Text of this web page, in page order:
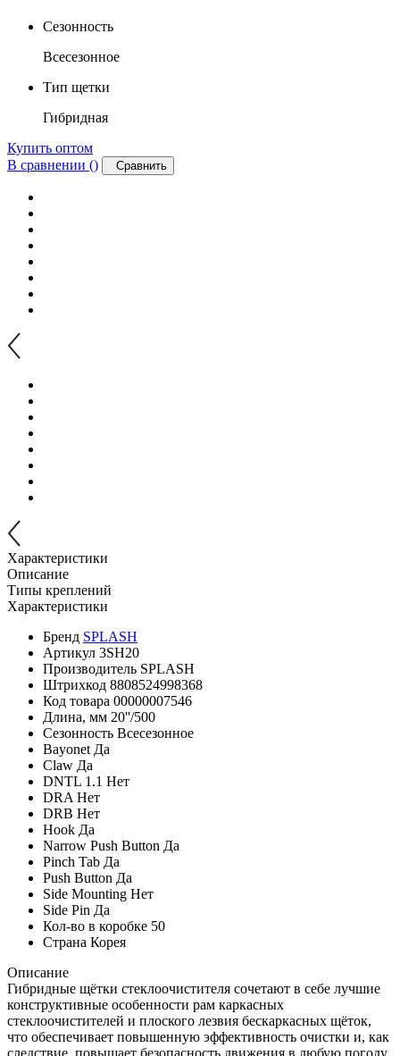
Сезонность
Всесезонное
Тип щетки
Гибридная
Купить оптом
В сравнении () Сравнить
Характеристики
Описание
Типы креплений
Характеристики
Бренд SPLASH
Артикул 3SH20
Производитель SPLASH
Штрихкод 8808524998368
Код товара 00000007546
Длина, мм 20''/500
Сезонность Всесезонное
Bayonet Да
Claw Да
DNTL 1.1 Нет
DRA Нет
DRB Нет
Hook Да
Narrow Push Button Да
Pinch Tab Да
Push Button Да
Side Mounting Нет
Side Pin Да
Кол-во в коробке 50
Страна Корея
Описание
Гибридные щётки стеклоочистителя сочетают в себе лучшие
конструктивные особенности рам каркасных
стеклоочистителей и плоского лезвия бескаркасных щёток,
что обеспечивает повышенную эффективность очистки и, как
следствие, повышает безопасность движения в любую погоду.